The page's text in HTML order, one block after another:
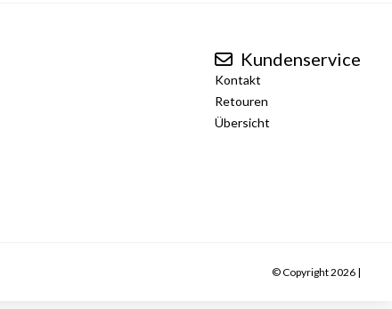
Kundenservice
Kontakt
Retouren
Übersicht
© Copyright 2026 |